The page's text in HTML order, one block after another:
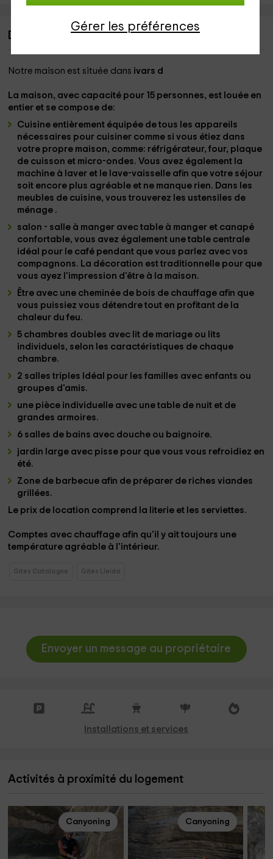
Gérer les préférences
Description de Can Salvadó
Notre maison est située dans ivars d
La maison, avec capacité pour 15 personnes, est louée en
entier et se compose de:
Cuisine entièrement équipée de tous les appareils
nécessaires pour cuisiner comme si vous étiez dans
votre propre maison, comme: réfrigérateur, four, plaque
de cuisson et micro-ondes. Vous avez également la
machine à laver et le lave-vaisselle afin que votre séjour
soit encore plus agréable et ne manque rien. Dans les
meubles de cuisine, vous trouverez les ustensiles de
ménage .
salon - salle à manger avec table à manger et canapé
confortable, vous avez également une table centrale
idéal pour le café pendant que vous parlez avec vos
compagnons. La décoration est traditionnelle pour que
vous ayez l'impression d'être à la maison.
Être avec une cheminée de bois de chauffage afin que
vous puissiez vous détendre tout en profitant de la
chaleur du feu.
5 chambres doubles avec lit de mariage ou lits
individuels, selon les caractéristiques de chaque
chambre.
2 salles triples Idéal pour les familles avec enfants ou
groupes d'amis.
une pièce individuelle avec une table de nuit et de
grandes armoires.
6 salles de bains avec douche ou baignoire.
jardin large avec pisse pour que vous vous refroidiez en
été.
Zone de barbecue afin de préparer de riches viandes
grillées.
Le prix de location comprend la literie et les serviettes.
Comptes avec chauffage afin qu'il y ait toujours une
température agréable à l'intérieur.
Gites Catalogne Gites Lleida
Envoyer un message au propriétaire
Installations et services
Activités à proximité du logement
Canyoning Canyoning